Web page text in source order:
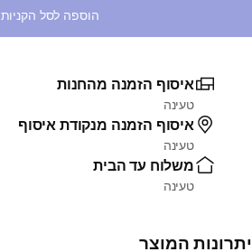
הוספה לסל הקניות
איסוף הזמנה מהחנות
טעינה
איסוף הזמנה מנקודת איסוף
טעינה
משלוח עד הבית
טעינה
יתרונות המוצר